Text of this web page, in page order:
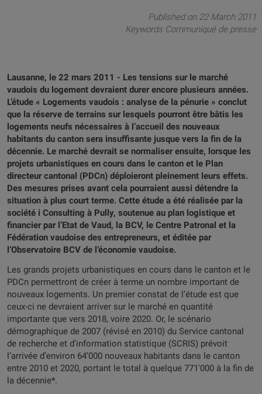
Published on 22 March 2011
Keywords Communiqué de presse
Lausanne, le 22 mars 2011 - Les tensions sur le marché
vaudois du logement devraient durer encore plusieurs années.
L’étude « Logements vaudois : analyse de la pénurie » conclut
que la réserve de terrains sur lesquels pourront être bâtis les
logements neufs nécessaires à l’accueil des nouveaux
habitants du canton sera insuffisante jusque vers la fin de la
décennie. Le marché devrait se normaliser ensuite, lorsque les
projets urbanistiques en cours dans le canton et le Plan
directeur cantonal (PDCn) déploieront pleinement leurs effets.
Des mesures prises avant cela pourraient aussi détendre la
situation à plus court terme. Cette étude a été réalisée par la
société i Consulting à Pully, soutenue au plan logistique et
financier par l’Etat de Vaud, la BCV, le Centre Patronal et la
Fédération vaudoise des entrepreneurs, et éditée par
l’Observatoire BCV de l’économie vaudoise.
Les grands projets urbanistiques en cours dans le canton et le
PDCn permettront de créer à terme un nombre important de
nouveaux logements. Un premier constat de l’étude est que
ceux-ci ne devraient arriver sur le marché en quantité
importante que vers 2018, voire 2020. Or, le scénario
démographique de 2007 (révisé en 2010) du Service cantonal
de recherche et d'information statistique (SCRIS) prévoit
l’arrivée d’environ 64’000 nouveaux habitants dans le canton
entre 2010 et 2020, portant le total à quelque 771'000 à la fin de
la décennie*.